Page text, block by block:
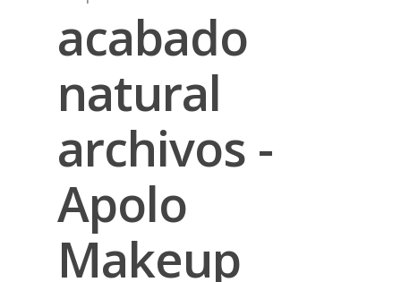
acabado
natural
archivos -
Apolo
Makeup